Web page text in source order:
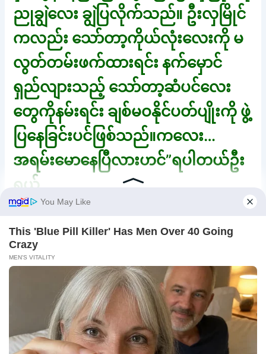
ညုချွဲလေး ချွဲပြလိုက်သည်။ ဦးလှမြိုင်
ကလည်း သော်တာ့ကိုယ်လုံးလေးကို မ
လွတ်တမ်းဖက်ထားရင်း နက်မှောင်
ရှည်လျားသည့် သော်တာ့ဆံပင်လေး
တွေကိုနမ်းရင်း ချစ်မဝနိုင်ပတ်ပျိုးကို ဖွဲ့
ပြနေခြင်းပင်ဖြစ်သည်။ကလေး…
အရမ်းမောနေပြီလားဟင်”ရပါတယ်ဦး
ရယ်…
ဦးရဲ့ ကြင်နာယုယမှုတွေက သော်တာ့ရဲ့
ဘဝအမောတွေလောက်တော့မမောပါ
ဘူး။”သော်တာက ဦးလှမြိုင် သူမရဲ့
ဆင်းရဲနွမ်းပါးမှုကို ပိုပြီးဂရုပြုမိစေရန်
သနားအောင်ပြောလိုက်သည်။ ဦးလှ